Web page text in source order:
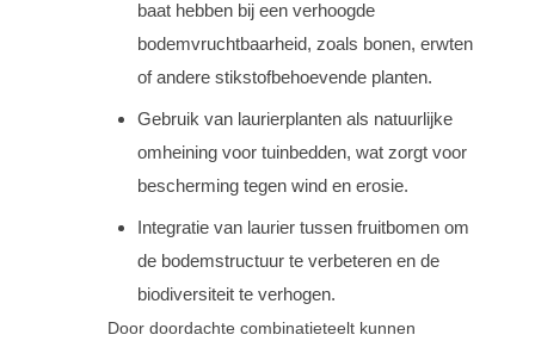
baat hebben bij een verhoogde
bodemvruchtbaarheid, zoals bonen, erwten
of andere stikstofbehoevende planten.
Gebruik van laurierplanten als natuurlijke
omheining voor tuinbedden, wat zorgt voor
bescherming tegen wind en erosie.
Integratie van laurier tussen fruitbomen om
de bodemstructuur te verbeteren en de
biodiversiteit te verhogen.
Door doordachte combinatieteelt kunnen